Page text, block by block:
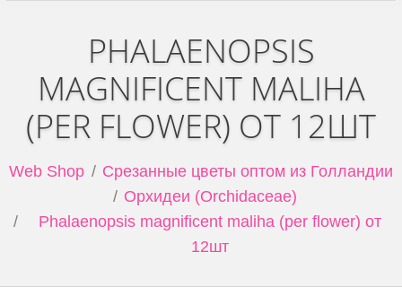
PHALAENOPSIS
MAGNIFICENT MALIHA
(PER FLOWER) ОТ 12ШТ
Web Shop
Срезанные цветы оптом из Голландии
Орхидеи (Orchidaceae)
Phalaenopsis magnificent maliha (per flower) от
12шт